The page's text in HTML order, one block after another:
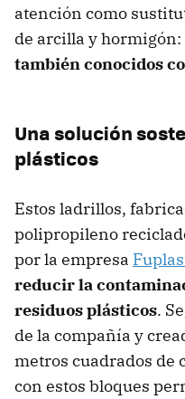
atención como
de arcilla y hormigón:
también conocidos
Una solución
plásticos
Estos ladrillos,
polipropileno
por la empresa
reducir la
residuos plásticos.
de la compañía y
metros cuadrados de
con estos bloques